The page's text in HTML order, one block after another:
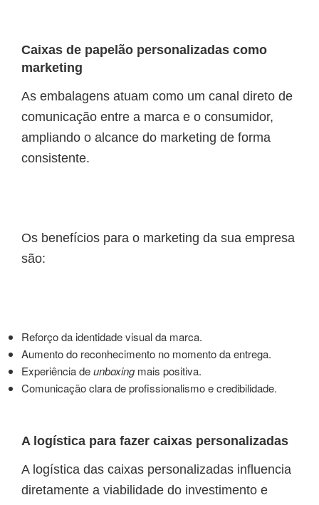
Caixas de papelão personalizadas como
marketing
As embalagens atuam como um canal direto de
comunicação entre a marca e o consumidor,
ampliando o alcance do marketing de forma
consistente.
Os benefícios para o marketing da sua empresa
são:
Reforço da identidade visual da marca.
Aumento do reconhecimento no momento da entrega.
Experiência deunboxingmais positiva.
Comunicação clara de profissionalismo e credibilidade.
A logística para fazer caixas personalizadas
A logística das caixas personalizadas influencia
diretamente a viabilidade do investimento e